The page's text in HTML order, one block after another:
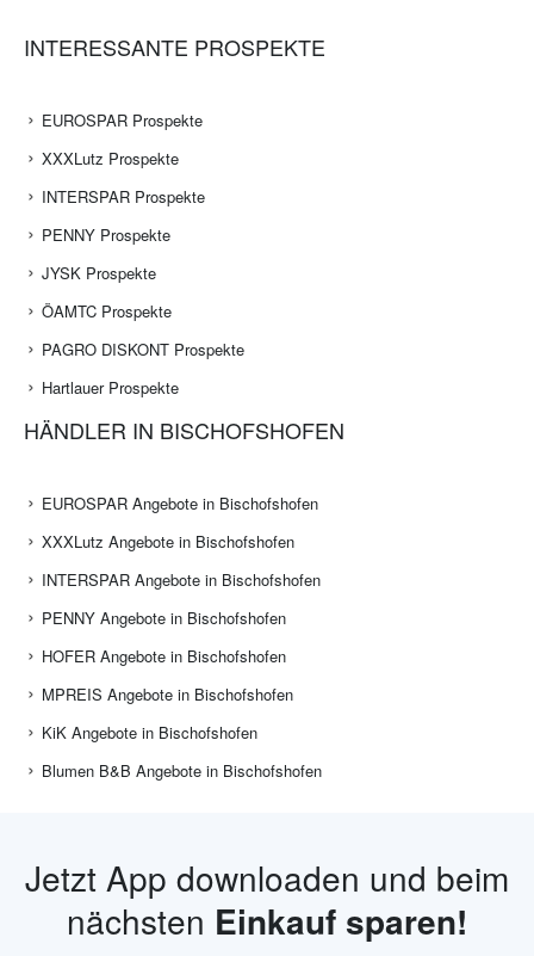
INTERESSANTE PROSPEKTE
EUROSPAR Prospekte
XXXLutz Prospekte
INTERSPAR Prospekte
PENNY Prospekte
JYSK Prospekte
ÖAMTC Prospekte
PAGRO DISKONT Prospekte
Hartlauer Prospekte
HÄNDLER IN BISCHOFSHOFEN
EUROSPAR Angebote in Bischofshofen
XXXLutz Angebote in Bischofshofen
INTERSPAR Angebote in Bischofshofen
PENNY Angebote in Bischofshofen
HOFER Angebote in Bischofshofen
MPREIS Angebote in Bischofshofen
KiK Angebote in Bischofshofen
Blumen B&B Angebote in Bischofshofen
Jetzt App downloaden und beim
nächsten Einkauf sparen!